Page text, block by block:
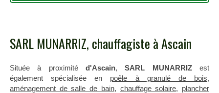
SARL MUNARRIZ, chauffagiste à Ascain
Située à proximitéd'Ascain,SARL MUNARRIZest
également spécialisée en poêle à granulé de bois,
aménagement de salle de bain, chauffage solaire, plancher